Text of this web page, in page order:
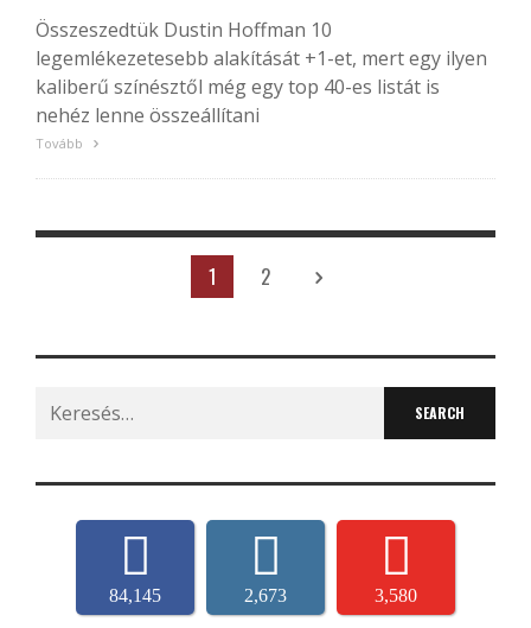
Összeszedtük Dustin Hoffman 10
legemlékezetesebb alakítását +1-et, mert egy ilyen
kaliberű színésztől még egy top 40-es listát is
nehéz lenne összeállítani
Tovább
1 2
Search
for:
84,145 2,673 3,580